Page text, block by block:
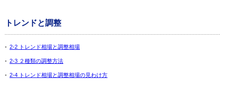
トレンドと調整
2-2 トレンド相場と調整相場
2-3 ２種類の調整方法
2-4 トレンド相場と調整相場の見わけ方